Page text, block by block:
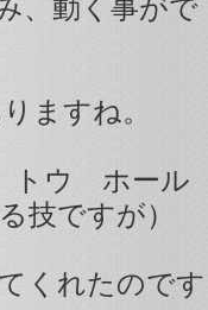
動く事がで
ますね。
ウ ホール
技ですが）
くれたのです